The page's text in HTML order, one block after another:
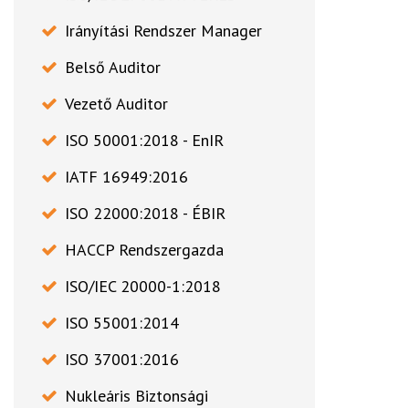
Irányítási Rendszer Manager
Belső Auditor
Vezető Auditor
ISO 50001:2018 - EnIR
IATF 16949:2016
ISO 22000:2018 - ÉBIR
HACCP Rendszergazda
ISO/IEC 20000-1:2018
ISO 55001:2014
ISO 37001:2016
Nukleáris Biztonsági